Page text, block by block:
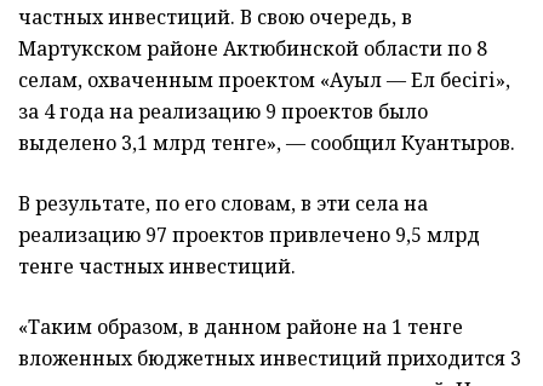
частных инвестиций. В свою очередь, в
Мартукском районе Актюбинской области по 8
селам, охваченным проектом «Ауыл — Ел бесігі»,
за 4 года на реализацию 9 проектов было
выделено 3,1 млрд тенге», — сообщил Куантыров.
В результате, по его словам, в эти села на
реализацию 97 проектов привлечено 9,5 млрд
тенге частных инвестиций.
«Таким образом, в данном районе на 1 тенге
вложенных бюджетных инвестиций приходится 3